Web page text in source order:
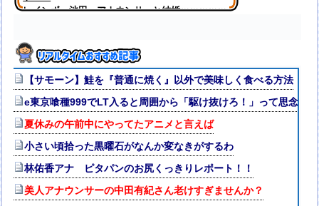
レインボー池田、アナウンサーと結婚ｗｗｗｗｗ
【サモーン】鮭を『普通に焼く』以外で美味しく食べる方法
e東京喰種999でLT入ると周囲から「駆け抜けろ！」って思念を
夏休みの午前中にやってたアニメと言えば
小さい頃拾った黒曜石がなんか変なきがするわ
林佑香アナ ピタパンのお尻くっきりレポート！！
美人アナウンサーの中田有紀さん老けすぎませんか？